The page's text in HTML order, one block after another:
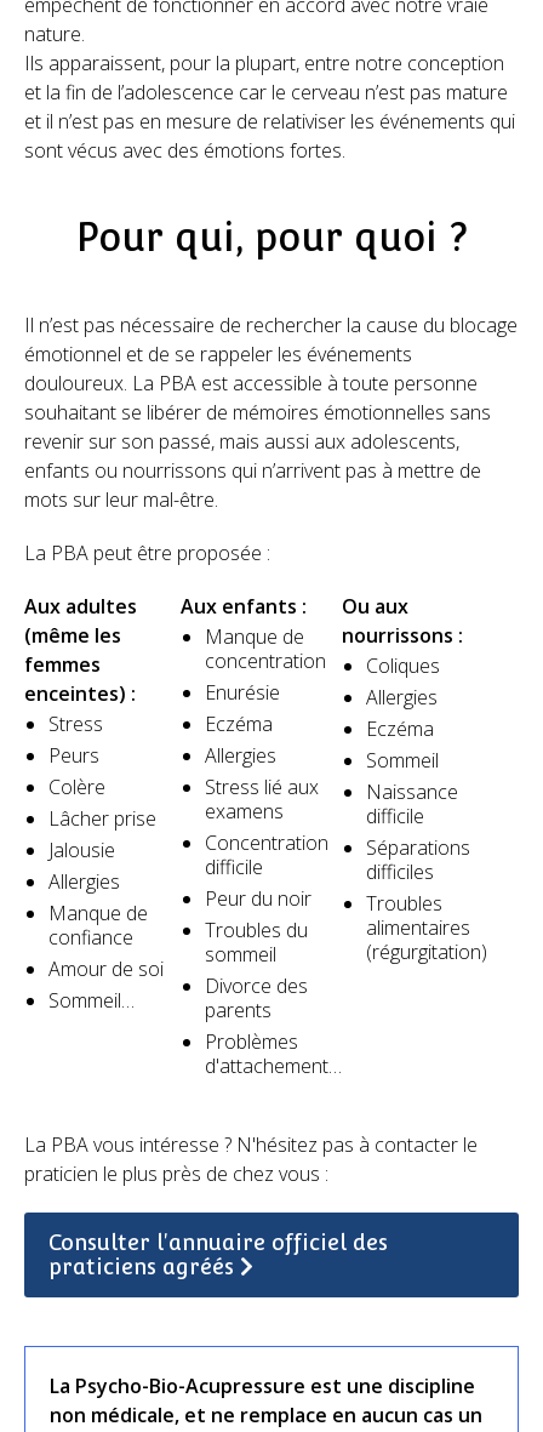
nature.
Ils apparaissent, pour la plupart, entre notre conception
et la fin de l’adolescence car le cerveau n’est pas mature
et il n’est pas en mesure de relativiser les événements qui
sont vécus avec des émotions fortes.
Pour qui, pour quoi ?
Il n’est pas nécessaire de rechercher la cause du blocage
émotionnel et de se rappeler les événements
douloureux. La PBA est accessible à toute personne
souhaitant se libérer de mémoires émotionnelles sans
revenir sur son passé, mais aussi aux adolescents,
enfants ou nourrissons qui n’arrivent pas à mettre de
mots sur leur mal-être.
La PBA peut être proposée :
Aux adultes
(même les
femmes
enceintes) :
Stress
Peurs
Colère
Lâcher prise
Jalousie
Allergies
Manque de
confiance
Amour de soi
Sommeil…
Aux enfants :
Manque de
concentration
Enurésie
Eczéma
Allergies
Stress lié aux
examens
Concentration
difficile
Peur du noir
Troubles du
sommeil
Divorce des
parents
Problèmes
d'attachement…
Ou aux
nourrissons :
Coliques
Allergies
Eczéma
Sommeil​
Naissance
difficile​
Séparations
difficiles​
Troubles
alimentaires
(régurgitation)​
La PBA vous intéresse ? N'hésitez pas à contacter le
praticien le plus près de chez vous :
Consulter l'annuaire officiel des
praticiens agréés
La Psycho-Bio-Acupressure est une discipline
non médicale, et ne remplace en aucun cas un